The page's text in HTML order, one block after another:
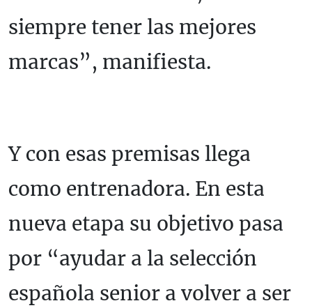
siempre tener las mejores
marcas”, manifiesta.
Y con esas premisas llega
como entrenadora. En esta
nueva etapa su objetivo pasa
por “ayudar a la selección
española senior a volver a ser